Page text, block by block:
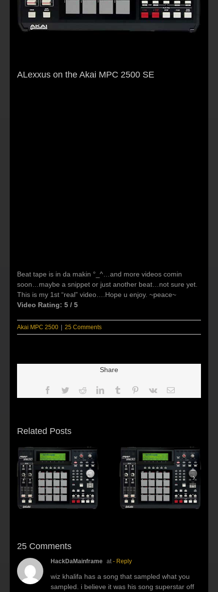
ALexxus on the Akai MPC 2500 SE
Beat tape is in da makin °_^…and more videos comin
soon…maybe a snippet or just another beat…not sure yet.
This is my 1st “real” video….Hope u enjoy. ~peace~
Video Rating: 5 / 5
Akai MPC 2500 | 25 Comments
Share
Facebook
TwitterRedditLinkedInTumblr Pinterest
Vk Email
Related Posts
Beat making Akai
MPC 2500-Habitus
AKAI MPC2500 :
Young fool
25 Comments
HackDaMainframe at - Reply
wiz khalifa has a song that sampled what you
sampled. i believe it was his song superstar off